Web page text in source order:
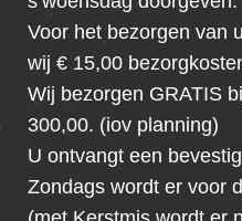
Voor het bezorgen van
wij € 15,00
Wij bezorgen GRATIS
300,00. (iov planning)
U ontvangt een
Zondags wordt er voor